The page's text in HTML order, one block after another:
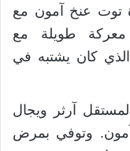
توت عنخ آمون مع
في عام 1939 بعد معركة طويلة مع
الذي كان يشتبه في
آرثر ويجال
وتوفي بمرض